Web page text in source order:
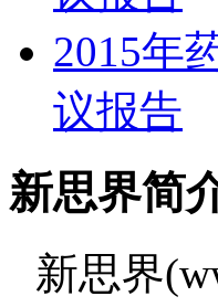
2015年
议报告
新思界简
新思界